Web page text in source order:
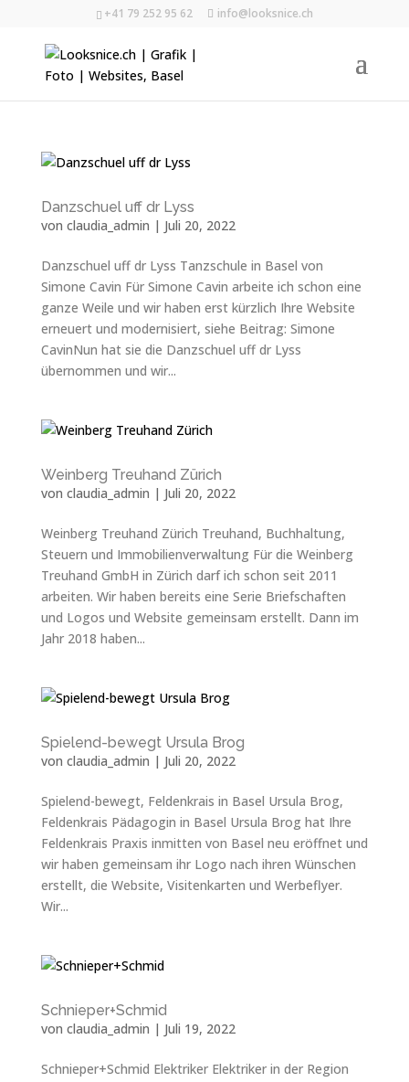
+41 79 252 95 62 info@looksnice.ch
Danzschuel uff dr Lyss
von claudia_admin | Juli 20, 2022
Danzschuel uff dr Lyss Tanzschule in Basel von
Simone Cavin Für Simone Cavin arbeite ich schon eine
ganze Weile und wir haben erst kürzlich Ihre Website
erneuert und modernisiert, siehe Beitrag: Simone
CavinNun hat sie die Danzschuel uff dr Lyss
übernommen und wir...
Weinberg Treuhand Zürich
von claudia_admin | Juli 20, 2022
Weinberg Treuhand Zürich Treuhand, Buchhaltung,
Steuern und Immobilienverwaltung Für die Weinberg
Treuhand GmbH in Zürich darf ich schon seit 2011
arbeiten. Wir haben bereits eine Serie Briefschaften
und Logos und Website gemeinsam erstellt. Dann im
Jahr 2018 haben...
Spielend-bewegt Ursula Brog
von claudia_admin | Juli 20, 2022
Spielend-bewegt, Feldenkrais in Basel Ursula Brog,
Feldenkrais Pädagogin in Basel Ursula Brog hat Ihre
Feldenkrais Praxis inmitten von Basel neu eröffnet und
wir haben gemeinsam ihr Logo nach ihren Wünschen
erstellt, die Website, Visitenkarten und Werbeflyer.
Wir...
Schnieper+Schmid
von claudia_admin | Juli 19, 2022
Schnieper+Schmid Elektriker Elektriker in der Region